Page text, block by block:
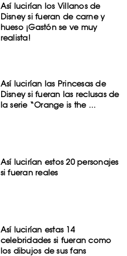
Así lucirían los Villanos de
Disney si fueran de carne y
hueso ¡Gastón se ve muy
realista!
Así lucirían las Princesas de
Disney si fueran las reclusas de
la serie “Orange is the ...
Así lucirían estos 20 personajes
si fueran reales
Así lucirían estas 14
celebridades si fueran como
los dibujos de sus fans